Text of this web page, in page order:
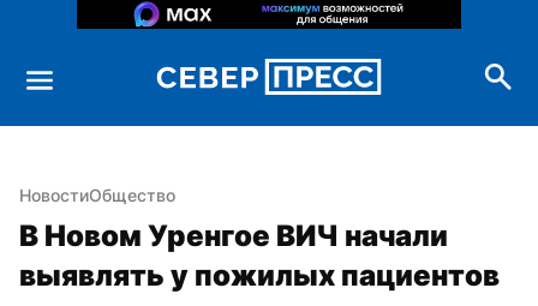
НовостиОбщество
В Новом Уренгое ВИЧ начали
выявлять у пожилых пациентов